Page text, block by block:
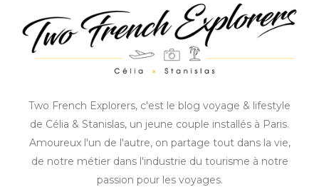
Two French Explorers, c'est le blog voyage & lifestyle
de Célia & Stanislas, un jeune couple installés à Paris.
Amoureux l'un de l'autre, on partage tout dans la vie,
de notre métier dans l'industrie du tourisme à notre
passion pour les voyages.